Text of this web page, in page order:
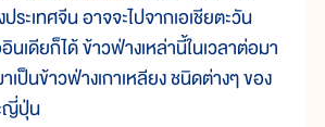
ระเทศจีน อาจจะไปจากเอเชียตะวัน
นเดียก็ได้ ข้าวฟ่างเหล่านี้ในเวลาต่อมา
ป็นข้าวฟ่างเกาเหลียง ชนิดต่างๆ ของ
ญี่ปุ่น